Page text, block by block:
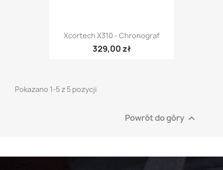
Xcortech X310 - Chronograf
329,00 zł
Pokazano 1-5 z 5 pozycji
Powrót do góry 